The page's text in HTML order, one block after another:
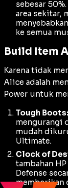
sebesar
area sekitar,
ke semua
Build Item
Karena tidak
Alice adalah
Power untuk
Tough Boots:
mengurangi
mudah
Ultimate.
Clock of
tambahan
Defense
memberikan